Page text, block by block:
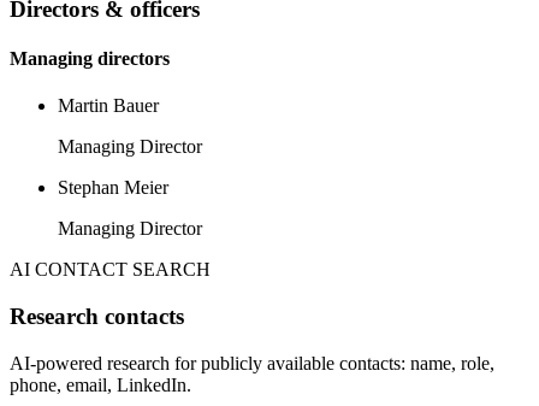
Directors & officers
Managing directors
Martin Bauer
Managing Director
Stephan Meier
Managing Director
AI CONTACT SEARCH
Research contacts
AI-powered research for publicly available contacts: name, role,
phone, email, LinkedIn.